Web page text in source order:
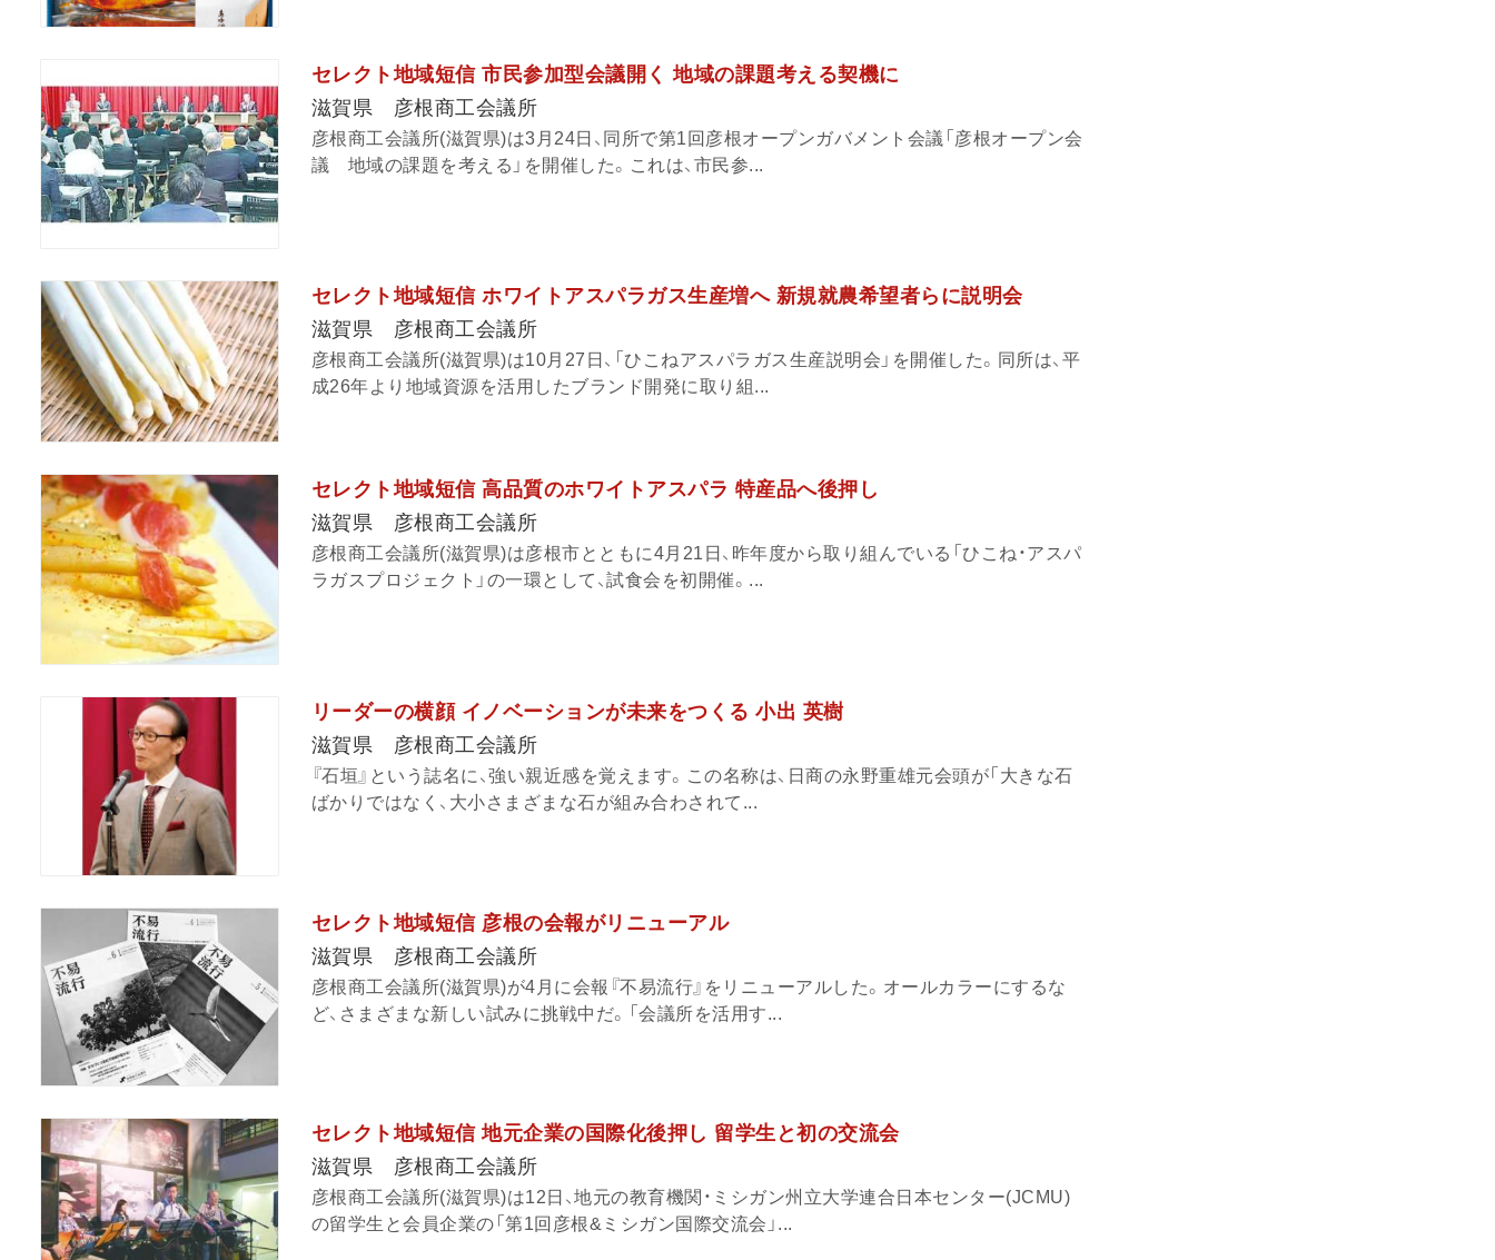
セレクト地域短信 市民参加型会議開く 地域の課題考える契機に
滋賀県 彦根商工会議所
彦根商工会議所(滋賀県)は3月24日、同所で第1回彦根オープンガバメント会議「彦根オープン会
議 地域の課題を考える」を開催した。これは、市民参...
セレクト地域短信 ホワイトアスパラガス生産増へ 新規就農希望者らに説明会
滋賀県 彦根商工会議所
彦根商工会議所(滋賀県)は10月27日、「ひこねアスパラガス生産説明会」を開催した。同所は、平
成26年より地域資源を活用したブランド開発に取り組...
セレクト地域短信 高品質のホワイトアスパラ 特産品へ後押し
滋賀県 彦根商工会議所
彦根商工会議所(滋賀県)は彦根市とともに4月21日、昨年度から取り組んでいる「ひこね・アスパ
ラガスプロジェクト」の一環として、試食会を初開催。...
リーダーの横顔 イノベーションが未来をつくる 小出 英樹
滋賀県 彦根商工会議所
『石垣』という誌名に、強い親近感を覚えます。この名称は、日商の永野重雄元会頭が「大きな石
ばかりではなく、大小さまざまな石が組み合わされて...
セレクト地域短信 彦根の会報がリニューアル
滋賀県 彦根商工会議所
彦根商工会議所(滋賀県)が4月に会報『不易流行』をリニューアルした。オールカラーにするな
ど、さまざまな新しい試みに挑戦中だ。「会議所を活用す...
セレクト地域短信 地元企業の国際化後押し 留学生と初の交流会
滋賀県 彦根商工会議所
彦根商工会議所(滋賀県)は12日、地元の教育機関・ミシガン州立大学連合日本センター(JCMU)
の留学生と会員企業の「第1回彦根&ミシガン国際交流会」...